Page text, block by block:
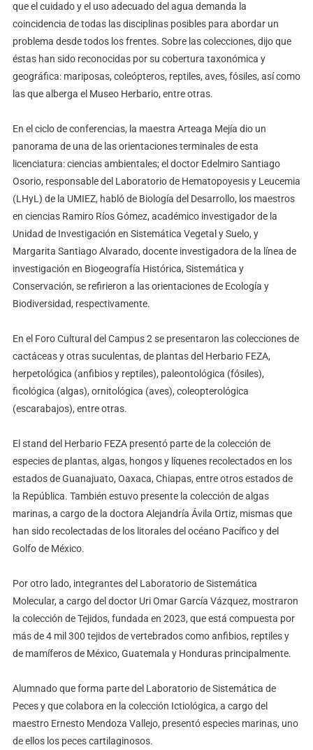
que el cuidado y el uso adecuado del agua demanda la
coincidencia de todas las disciplinas posibles para abordar un
problema desde todos los frentes. Sobre las colecciones, dijo que
éstas han sido reconocidas por su cobertura taxonómica y
geográfica: mariposas, coleópteros, reptiles, aves, fósiles, así como
las que alberga el Museo Herbario, entre otras.
En el ciclo de conferencias, la maestra Arteaga Mejía dio un
panorama de una de las orientaciones terminales de esta
licenciatura: ciencias ambientales; el doctor Edelmiro Santiago
Osorio, responsable del Laboratorio de Hematopoyesis y Leucemia
(LHyL) de la UMIEZ, habló de Biología del Desarrollo, los maestros
en ciencias Ramiro Ríos Gómez, académico investigador de la
Unidad de Investigación en Sistemática Vegetal y Suelo, y
Margarita Santiago Alvarado, docente investigadora de la línea de
investigación en Biogeografía Histórica, Sistemática y
Conservación, se refirieron a las orientaciones de Ecología y
Biodiversidad, respectivamente.
En el Foro Cultural del Campus 2 se presentaron las colecciones de
cactáceas y otras suculentas, de plantas del Herbario FEZA,
herpetológica (anfibios y reptiles), paleontológica (fósiles),
ficológica (algas), ornitológica (aves), coleopterológica
(escarabajos), entre otras.
El stand del Herbario FEZA presentó parte de la colección de
especies de plantas, algas, hongos y líquenes recolectados en los
estados de Guanajuato, Oaxaca, Chiapas, entre otros estados de
la República. También estuvo presente la colección de algas
marinas, a cargo de la doctora Alejandría Ávila Ortiz, mismas que
han sido recolectadas de los litorales del océano Pacífico y del
Golfo de México.
Por otro lado, integrantes del Laboratorio de Sistemática
Molecular, a cargo del doctor Uri Omar García Vázquez, mostraron
la colección de Tejidos, fundada en 2023, que está compuesta por
más de 4 mil 300 tejidos de vertebrados como anfibios, reptiles y
de mamíferos de México, Guatemala y Honduras principalmente.
Alumnado que forma parte del Laboratorio de Sistemática de
Peces y que colabora en la colección Ictiológica, a cargo del
maestro Ernesto Mendoza Vallejo, presentó especies marinas, uno
de ellos los peces cartilaginosos.